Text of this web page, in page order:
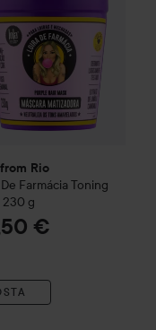
Rio
Farmácia Toning
230 g
€